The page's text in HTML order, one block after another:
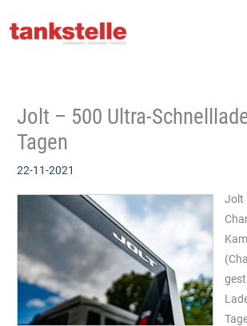
Inhalt
Jolt – 500 Ultra-
Tagen
22-11-2021
Jolt